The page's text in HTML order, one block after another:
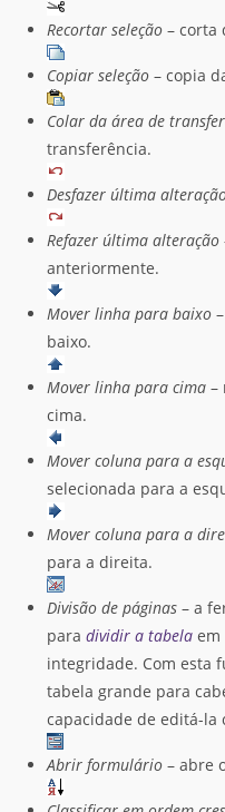
Recortar seleção – corta
Copiar seleção – copia
Colar da área de
transferência.
Desfazer última
Refazer última alteração
anteriormente.
Mover linha para baixo
baixo.
Mover linha para cima –
cima.
Mover coluna para a
selecionada para a
Mover coluna para a
para a direita.
Divisão de páginas – a
paradividir a tabela em
integridade. Com esta
tabela grande para
capacidade de editá-la
Abrir formulário – abre